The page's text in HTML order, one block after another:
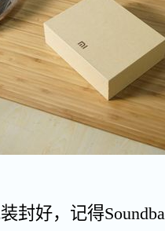
好，记得